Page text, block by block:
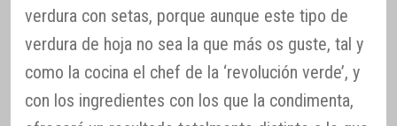
verdura con setas, porque aunque este tipo de
verdura de hoja no sea la que más os guste, tal y
como la cocina el chef de la ‘revolución verde’, y
con los ingredientes con los que la condimenta,